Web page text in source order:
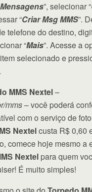
Mensagens”, selecionar “
“Criar Msg MMS”.
telefone do destino,
“Mais”. Acesse a
selecionado e
MMS Nextel–
mms– você poderá
com o serviço de
Nextelcusta R$ 0,60
comece hoje mesmo a
Nextel para quem
É muito simples!